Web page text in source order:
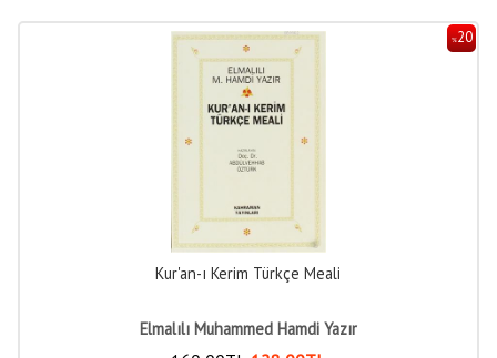
%20
Kur'an-ı Kerim Türkçe Meali
Elmalılı Muhammed Hamdi Yazır